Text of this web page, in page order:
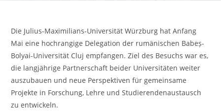
Die Julius-Maximilians-Universität Würzburg hat Anfang
Mai eine hochrangige Delegation der rumänischen Babeș-
Bolyai-Universität Cluj empfangen. Ziel des Besuchs war es,
die langjährige Partnerschaft beider Universitäten weiter
auszubauen und neue Perspektiven für gemeinsame
Projekte in Forschung, Lehre und Studierendenaustausch
zu entwickeln.